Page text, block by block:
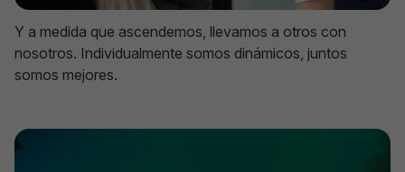
Y a medida que ascendemos, llevamos a otros con
nosotros. Individualmente somos dinámicos, juntos
somos mejores.